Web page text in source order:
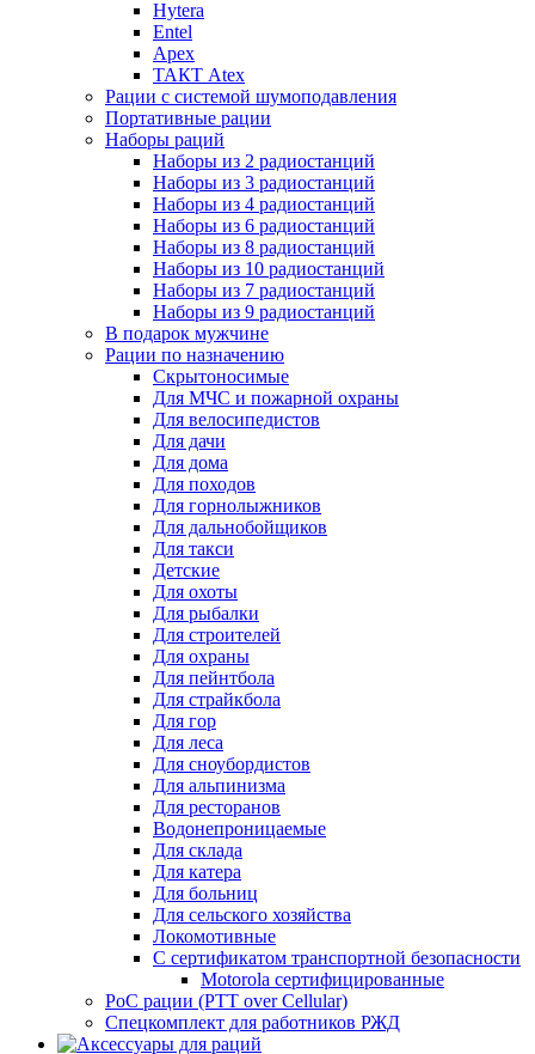
Hytera
Entel
Apex
ТАКТ Atex
Рации с системой шумоподавления
Портативные рации
Наборы раций
Наборы из 2 радиостанций
Наборы из 3 радиостанций
Наборы из 4 радиостанций
Наборы из 6 радиостанций
Наборы из 8 радиостанций
Наборы из 10 радиостанций
Наборы из 7 радиостанций
Наборы из 9 радиостанций
В подарок мужчине
Рации по назначению
Скрытоносимые
Для МЧС и пожарной охраны
Для велосипедистов
Для дачи
Для дома
Для походов
Для горнолыжников
Для дальнобойщиков
Для такси
Детские
Для охоты
Для рыбалки
Для строителей
Для охраны
Для пейнтбола
Для страйкбола
Для гор
Для леса
Для сноубордистов
Для альпинизма
Для ресторанов
Водонепроницаемые
Для склада
Для катера
Для больниц
Для сельского хозяйства
Локомотивные
С сертификатом транспортной безопасности
Motorola сертифицированные
PoC рации (PTT over Cellular)
Спецкомплект для работников РЖД